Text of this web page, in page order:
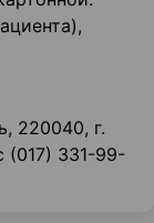
220040, г.
(017) 331-99-